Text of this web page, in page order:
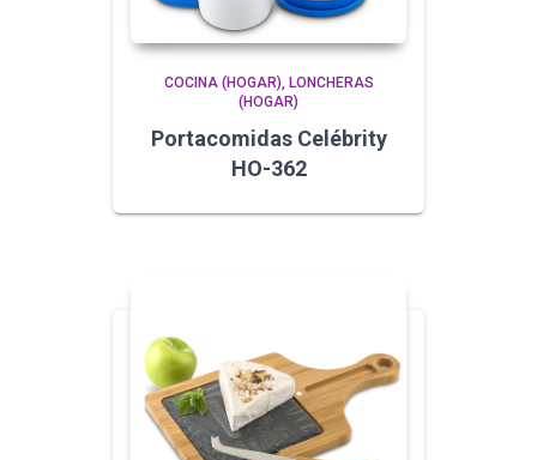
COCINA (HOGAR)
LONCHERAS
(HOGAR)
Portacomidas Celébrity
HO-362